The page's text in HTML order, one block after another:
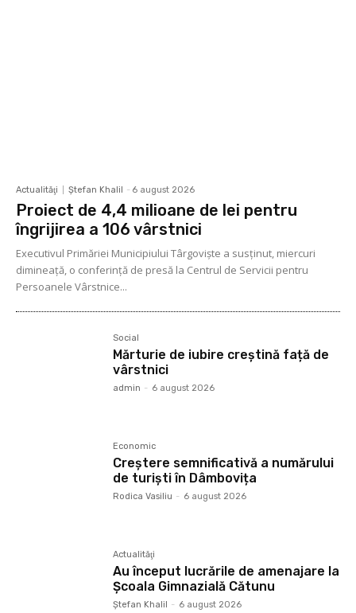
Actualităţi Ştefan Khalil - 6 august 2026
Proiect de 4,4 milioane de lei pentru
îngrijirea a 106 vârstnici
Executivul Primăriei Municipiului Târgoviște a susținut, miercuri
dimineață, o conferință de presă la Centrul de Servicii pentru
Persoanele Vârstnice...
Social
Mărturie de iubire creștină față de
vârstnici
admin - 6 august 2026
Economic
Creștere semnificativă a numărului
de turiști în Dâmbovița
Rodica Vasiliu - 6 august 2026
Actualităţi
Au început lucrările de amenajare la
Școala Gimnazială Cătunu
Ştefan Khalil - 6 august 2026